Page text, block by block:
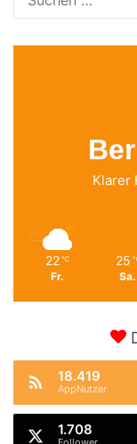
Klarer
22 ℃
Fr.
25
Sa.
18.419
AppNutzer
1.708